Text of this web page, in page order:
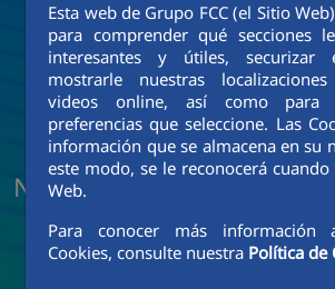
Esta web de Grupo FCC (el Sitio
para comprender qué secciones
interesantes y útiles, securizar
mostrarle nuestras
videos online, así como para
preferencias que seleccione. Las
información que se almacena en su
este modo, se le reconocerá
Web.
Para conocer más información
Cookies, consulte nuestra Política de
Noticias y actualidad de